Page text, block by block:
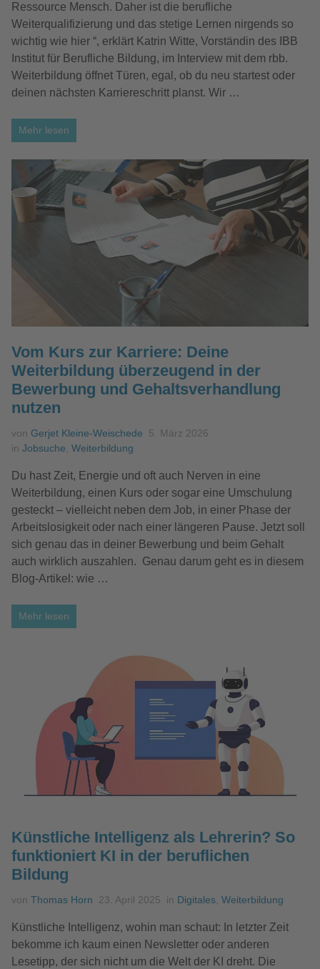
Ressource Mensch. Daher ist die berufliche
Weiterqualifizierung und das stetige Lernen nirgends so
wichtig wie hier “, erklärt Katrin Witte, Vorständin des IBB
Institut für Berufliche Bildung, im Interview mit dem rbb.
Weiterbildung öffnet Türen, egal, ob du neu startest oder
deinen nächsten Karriereschritt planst. Wir …
Mehr lesen
Vom Kurs zur Karriere: Deine
Weiterbildung überzeugend in der
Bewerbung und Gehaltsverhandlung
nutzen
von Gerjet Kleine-Weischede
5. März 2026
in Jobsuche Weiterbildung
Du hast Zeit, Energie und oft auch Nerven in eine
Weiterbildung, einen Kurs oder sogar eine Umschulung
gesteckt – vielleicht neben dem Job, in einer Phase der
Arbeitslosigkeit oder nach einer längeren Pause. Jetzt soll
sich genau das in deiner Bewerbung und beim Gehalt
auch wirklich auszahlen. Genau darum geht es in diesem
Blog-Artikel: wie …
Mehr lesen
Künstliche Intelligenz als Lehrerin? So
funktioniert KI in der beruflichen
Bildung
von Thomas Horn 23. April 2025 in Digitales Weiterbildung
Künstliche Intelligenz, wohin man schaut: In letzter Zeit
bekomme ich kaum einen Newsletter oder anderen
Lesetipp, der sich nicht um die Welt der KI dreht. Die